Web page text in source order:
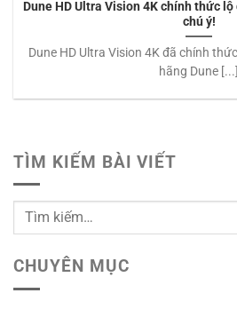
Dune HD Ultra Vision 4K chính thức
chú ý!
Dune HD Ultra Vision 4K đã chính
hãng Dune [...]
TÌM KIẾM BÀI VIẾT
CHUYÊN MỤC